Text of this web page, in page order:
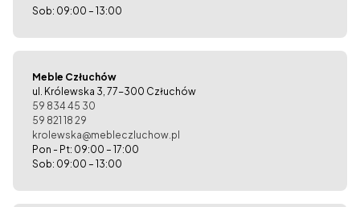
Sob: 09:00 – 13:00
Meble Człuchów
ul. Królewska 3, 77-300 Człuchów
59 834 45 30
59 821 18 29
krolewska@mebleczluchow.pl
Pon - Pt: 09:00 – 17:00
Sob: 09:00 – 13:00